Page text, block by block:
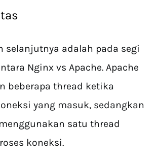
selanjutnya adalah pada segi
Nginx vs Apache. Apache
beberapa thread ketika
yang masuk, sedangkan
satu thread
koneksi.